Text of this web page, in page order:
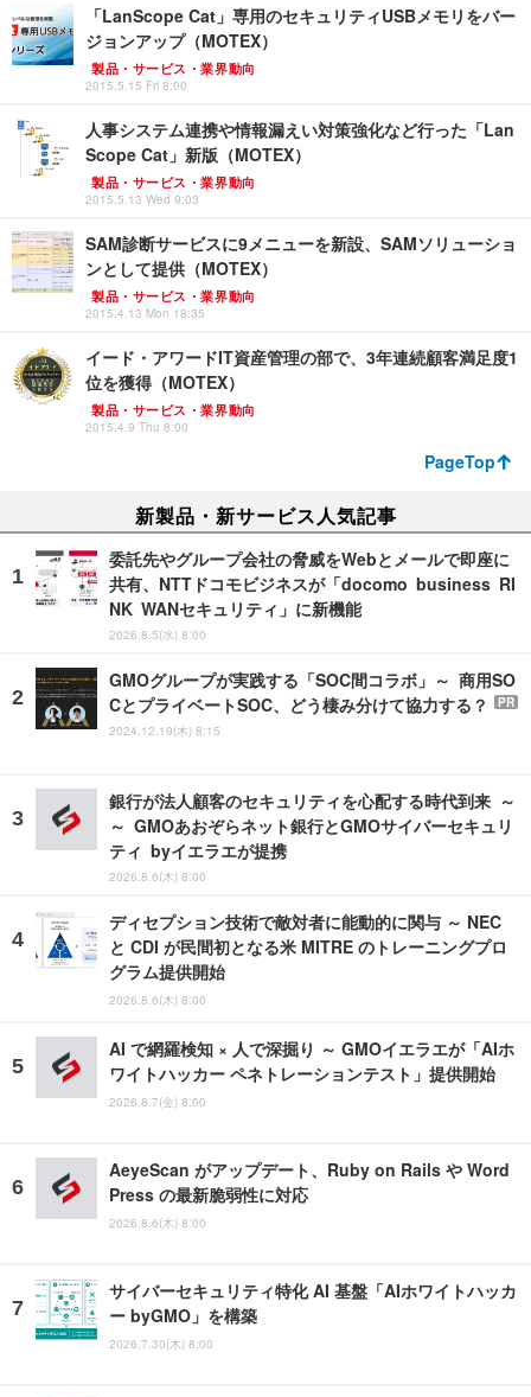
「LanScope Cat」専用のセキュリティUSBメモリをバー
ジョンアップ（MOTEX）
製品・サービス・業界動向
2015.5.15 Fri 8:00
人事システム連携や情報漏えい対策強化など行った「Lan
Scope Cat」新版（MOTEX）
製品・サービス・業界動向
2015.5.13 Wed 9:03
SAM診断サービスに9メニューを新設、SAMソリューショ
ンとして提供（MOTEX）
製品・サービス・業界動向
2015.4.13 Mon 18:35
イード・アワードIT資産管理の部で、3年連続顧客満足度1
位を獲得（MOTEX）
製品・サービス・業界動向
2015.4.9 Thu 8:00
PageTop
新製品・新サービス人気記事
委託先やグループ会社の脅威をWebとメールで即座に
共有、NTTドコモビジネスが「docomo business RI
NK WANセキュリティ」に新機能
2026.8.5(水) 8:00
GMOグループが実践する「SOC間コラボ」～ 商用SO
CとプライベートSOC、どう棲み分けて協力する？
PR
2024.12.19(木) 8:15
銀行が法人顧客のセキュリティを心配する時代到来 ～
～ GMOあおぞらネット銀行とGMOサイバーセキュリ
ティ byイエラエが提携
2026.8.6(木) 8:00
ディセプション技術で敵対者に能動的に関与 ～ NEC
と CDI が民間初となる米 MITRE のトレーニングプロ
グラム提供開始
2026.8.6(木) 8:00
AI で網羅検知 × 人で深掘り ～ GMOイエラエが「AIホ
ワイトハッカー ペネトレーションテスト」提供開始
2026.8.7(金) 8:00
AeyeScan がアップデート、Ruby on Rails や Word
Press の最新脆弱性に対応
2026.8.6(木) 8:00
サイバーセキュリティ特化 AI 基盤「AIホワイトハッカ
ー byGMO」を構築
2026.7.30(木) 8:00